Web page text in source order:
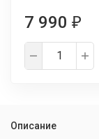
7 990 ₽
Описание